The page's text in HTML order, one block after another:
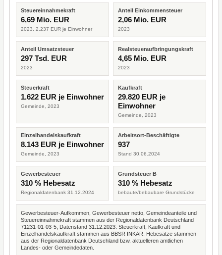
Steuereinnahmekraft
6,69 Mio. EUR
2023, 2.237 EUR je Einwohner
Anteil Einkommensteuer
2,06 Mio. EUR
2023
Anteil Umsatzsteuer
297 Tsd. EUR
2023
Realsteueraufbringungskraft
4,65 Mio. EUR
2023
Steuerkraft
1.622 EUR je Einwohner
Gemeinde, 2023
Kaufkraft
29.820 EUR je
Einwohner
Gemeinde, 2023
Einzelhandelskaufkraft
8.143 EUR je Einwohner
Gemeinde, 2023
Arbeitsort-Beschäftigte
937
Stand 30.06.2024
Gewerbesteuer
310 % Hebesatz
Regionaldatenbank 31.12.2024
Grundsteuer B
310 % Hebesatz
bebaute/bebaubare Grundstücke
Gewerbesteuer-Aufkommen, Gewerbesteuer netto, Gemeindeanteile und
Steuereinnahmekraft stammen aus der Regionaldatenbank Deutschland
71231-01-03-5, Datenstand 31.12.2023. Steuerkraft, Kaufkraft und
Einzelhandelskaufkraft stammen aus BBSR INKAR. Hebesätze stammen
aus der Regionaldatenbank Deutschland bzw. aktuelleren amtlichen
Landes- oder Gemeindedaten.